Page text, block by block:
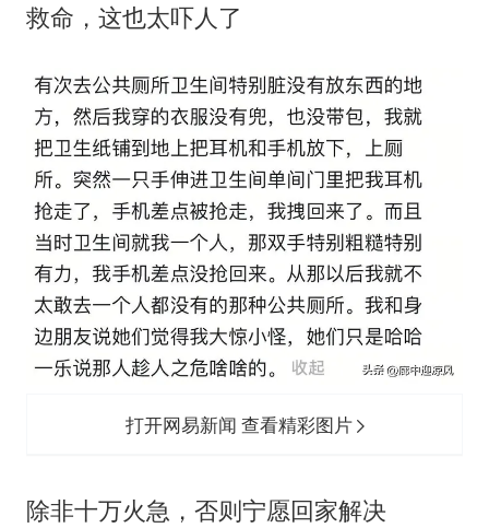
救命，这也太吓人了
打开网易新闻 查看精彩图片
除非十万火急，否则宁愿回家解决